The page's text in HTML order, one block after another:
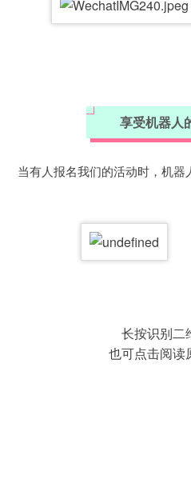
享受机器人
当有人报名我们的活动时，机器
长按识别二
也可点击阅读